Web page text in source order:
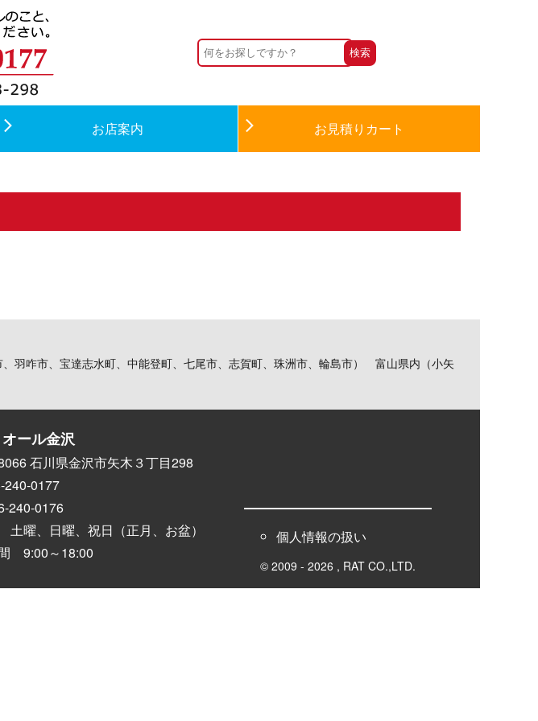
お店案内 お見積りカート
羽咋市、宝達志水町、中能登町、七尾市、志賀町、珠洲市、輪島市） 富山県内（小矢
ール金沢
石川県金沢市矢木３丁目298
240-0177
240-0176
曜、日曜、祝日（正月、お盆）
9:00～18:00
個人情報の扱い
© 2009 - 2026 , RAT CO.,LTD.